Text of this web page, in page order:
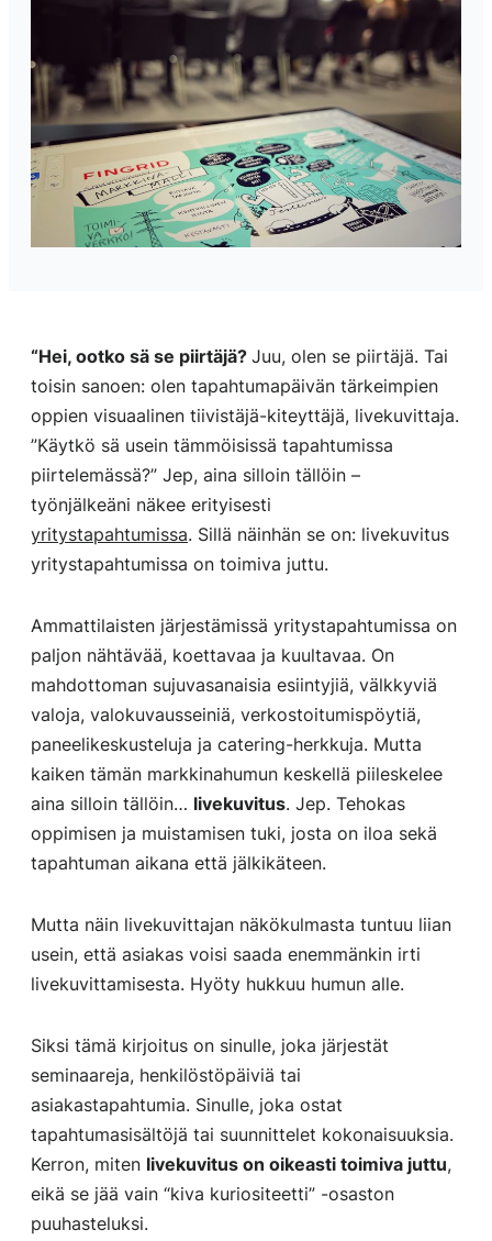
“Hei, ootko sä se piirtäjä? Juu, olen se piirtäjä. Tai
toisin sanoen: olen tapahtumapäivän tärkeimpien
oppien visuaalinen tiivistäjä-kiteyttäjä, livekuvittaja.
”Käytkö sä usein tämmöisissä tapahtumissa
piirtelemässä?” Jep, aina silloin tällöin –
työnjälkeäni näkee erityisesti
yritystapahtumissa. Sillä näinhän se on: livekuvitus
yritystapahtumissa on toimiva juttu.
Ammattilaisten järjestämissä yritystapahtumissa on
paljon nähtävää, koettavaa ja kuultavaa. On
mahdottoman sujuvasanaisia esiintyjiä, välkkyviä
valoja, valokuvausseiniä, verkostoitumispöytiä,
paneelikeskusteluja ja catering-herkkuja. Mutta
kaiken tämän markkinahumun keskellä piileskelee
aina silloin tällöin… livekuvitus. Jep. Tehokas
oppimisen ja muistamisen tuki, josta on iloa sekä
tapahtuman aikana että jälkikäteen.
Mutta näin livekuvittajan näkökulmasta tuntuu liian
usein, että asiakas voisi saada enemmänkin irti
livekuvittamisesta. Hyöty hukkuu humun alle.
Siksi tämä kirjoitus on sinulle, joka järjestät
seminaareja, henkilöstöpäiviä tai
asiakastapahtumia. Sinulle, joka ostat
tapahtumasisältöjä tai suunnittelet kokonaisuuksia.
Kerron, miten livekuvitus on oikeasti toimiva juttu,
eikä se jää vain “kiva kuriositeetti” -osaston
puuhasteluksi.